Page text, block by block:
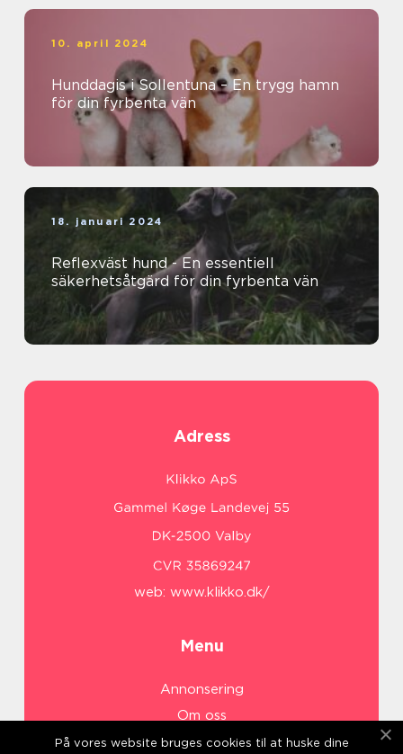
10. april 2024
Hunddagis i Sollentuna – En trygg hamn
för din fyrbenta vän
18. januari 2024
Reflexväst hund - En essentiell
säkerhetsåtgärd för din fyrbenta vän
Adress
web: www.klikko.dk/
Menu
Annonsering
Om oss
Cookies
På vores website bruges cookies til at huske dine